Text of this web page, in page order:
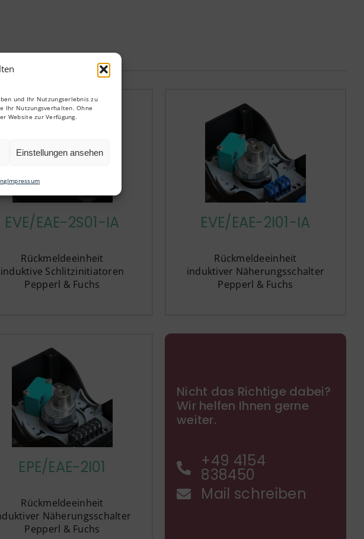
und Ihr Nutzungserlebnis zu
Ihr Nutzungsverhalten. Ohne
Website zur Verfügung.
Einstellungen ansehen
Impressum
EVE/EAE-2S01-IA
Rückmeldeeinheit
induktive Schlitzinitiatoren
Pepperl & Fuchs
EVE/EAE-2I01-IA
Rückmeldeeinheit
induktiver Näherungsschalter
Pepperl & Fuchs
EPE/EAE-2I01
Rückmeldeeinheit
Näherungsschalter
Pepperl & Fuchs
Nicht das Richtige dabei?
Wir helfen Ihnen gerne
weiter.
+49 4154
838450
Mail schreiben